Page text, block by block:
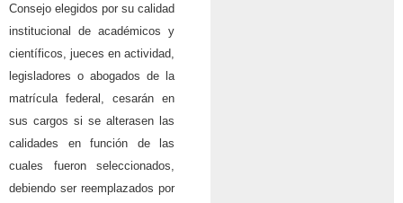
Consejo elegidos por su calidad
institucional de académicos y
científicos, jueces en actividad,
legisladores o abogados de la
matrícula federal, cesarán en
sus cargos si se alterasen las
calidades en función de las
cuales fueron seleccionados,
debiendo ser reemplazados por